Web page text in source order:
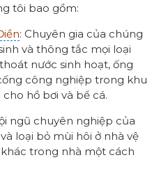
tôi bao gồm:
: Chuyên gia của chúng
và thông tắc mọi loại
nước sinh hoạt, ống
công nghiệp trong khu
hồ bơi và bể cá.
ngũ chuyên nghiệp của
loại bỏ mùi hôi ở nhà vệ
trong nhà một cách